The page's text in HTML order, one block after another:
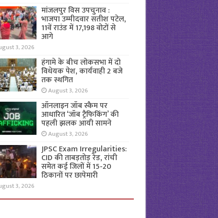
मांजलपुर विस उपचुनाव :
भाजपा उम्मीदवार सतीश पटेल,
11वें राउंड में 17,198 वोटों से
आगे
3, 2026
हंगामे के बीच लोकसभा में दो
विधेयक पेश, कार्यवाही 2 बजे
तक स्थगित
August 3, 2026
ऑनलाइन जॉब स्कैम पर
आधारित ‘जॉब ट्रैफिकिंग’ की
पहली झलक आयी सामने
August 3, 2026
JPSC Exam Irregularities:
CID की ताबड़तोड़ रेड, रांची
समेत कई जिलों में 15-20
ठिकानों पर छापेमारी
3, 2026